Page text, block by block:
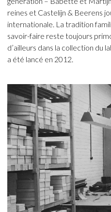
reines et Castelijn & Beerens
internationale. La tradition
savoir-faire reste toujours
d’ailleurs dans la collection du
a été lancé en 2012.